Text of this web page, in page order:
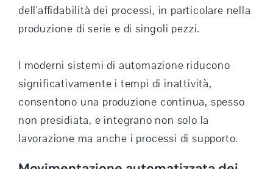
dell'affidabilità dei processi, in particolare nella
produzione di serie e di singoli pezzi.
I moderni sistemi di automazione riducono
significativamente i tempi di inattività,
consentono una produzione continua, spesso
non presidiata, e integrano non solo la
lavorazione ma anche i processi di supporto.